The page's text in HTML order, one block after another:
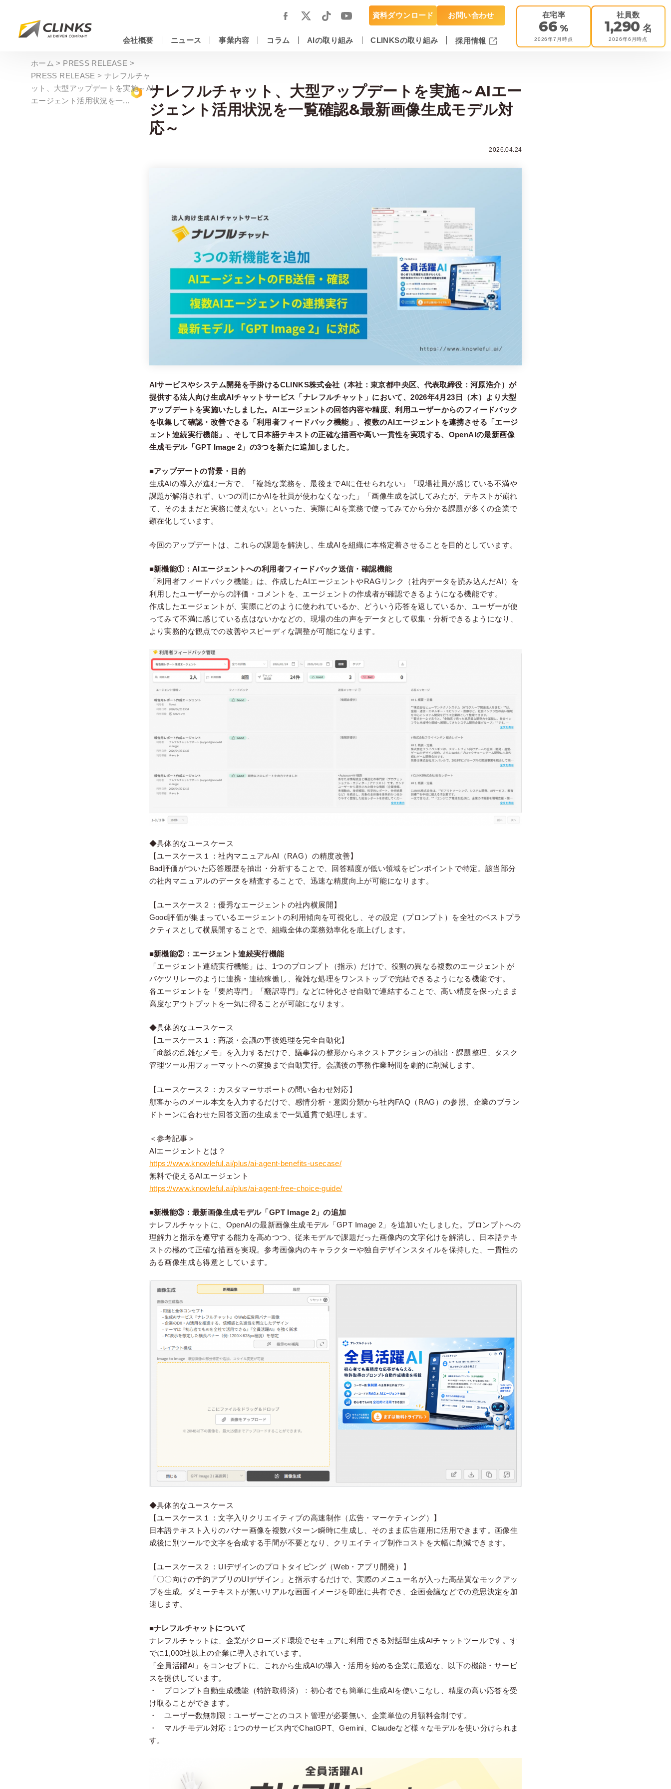
資料ダウンロード お問い合わせ
会社概要 ニュース 事業内容 コラム AIの取り組み CLINKSの取り組み 採用情報
在宅率
66 %
2026年7月時点
社員数
1,290 名
2026年6月時点
ホーム > PRESS RELEASE >
PRESS RELEASE >ナレフルチャ
ット、大型アップデートを実施～AI
エージェント活用状況を一...
ナレフルチャット、大型アップデートを実施～AIエー
ジェント活用状況を一覧確認&最新画像生成モデル対
応～
2026.04.24
AIサービスやシステム開発を手掛けるCLINKS株式会社（本社：東京都中央区、代表取締役：河原浩介）が
提供する法人向け生成AIチャットサービス「ナレフルチャット」において、2026年4月23日（木）より大型
アップデートを実施いたしました。AIエージェントの回答内容や精度、利用ユーザーからのフィードバック
を収集して確認・改善できる「利用者フィードバック機能」、複数のAIエージェントを連携させる「エージ
ェント連続実行機能」、そして日本語テキストの正確な描画や高い一貫性を実現する、OpenAIの最新画像
生成モデル「GPT Image 2」の3つを新たに追加しました。
■アップデートの背景・目的
生成AIの導入が進む一方で、「複雑な業務を、最後までAIに任せられない」「現場社員が感じている不満や
課題が解消されず、いつの間にかAIを社員が使わなくなった」「画像生成を試してみたが、テキストが崩れ
て、そのままだと実務に使えない」といった、実際にAIを業務で使ってみてから分かる課題が多くの企業で
顕在化しています。
今回のアップデートは、これらの課題を解決し、生成AIを組織に本格定着させることを目的としています。
■新機能①：AIエージェントへの利用者フィードバック送信・確認機能
「利用者フィードバック機能」は、作成したAIエージェントやRAGリンク（社内データを読み込んだAI）を
利用したユーザーからの評価・コメントを、エージェントの作成者が確認できるようになる機能です。
作成したエージェントが、実際にどのように使われているか、どういう応答を返しているか、ユーザーが使
ってみて不満に感じている点はないかなどの、現場の生の声をデータとして収集・分析できるようになり、
より実務的な観点での改善やスピーディな調整が可能になります。
◆具体的なユースケース
【ユースケース１：社内マニュアルAI（RAG）の精度改善】
Bad評価がついた応答履歴を抽出・分析することで、回答精度が低い領域をピンポイントで特定。該当部分
の社内マニュアルのデータを精査することで、迅速な精度向上が可能になります。
【ユースケース２：優秀なエージェントの社内横展開】
Good評価が集まっているエージェントの利用傾向を可視化し、その設定（プロンプト）を全社のベストプラ
クティスとして横展開することで、組織全体の業務効率化を底上げします。
■新機能②：エージェント連続実行機能
「エージェント連続実行機能」は、1つのプロンプト（指示）だけで、役割の異なる複数のエージェントが
バケツリレーのように連携・連続稼働し、複雑な処理をワンストップで完結できるようになる機能です。
各エージェントを「要約専門」「翻訳専門」などに特化させ自動で連結することで、高い精度を保ったまま
高度なアウトプットを一気に得ることが可能になります。
◆具体的なユースケース
【ユースケース１：商談・会議の事後処理を完全自動化】
「商談の乱雑なメモ」を入力するだけで、議事録の整形からネクストアクションの抽出・課題整理、タスク
管理ツール用フォーマットへの変換まで自動実行。会議後の事務作業時間を劇的に削減します。
【ユースケース２：カスタマーサポートの問い合わせ対応】
顧客からのメール本文を入力するだけで、感情分析・意図分類から社内FAQ（RAG）の参照、企業のブラン
ドトーンに合わせた回答文面の生成まで一気通貫で処理します。
＜参考記事＞
AIエージェントとは？
https://www.knowleful.ai/plus/ai-agent-benefits-usecase/
無料で使えるAIエージェント
https://www.knowleful.ai/plus/ai-agent-free-choice-guide/
■新機能③：最新画像生成モデル「GPT Image 2」の追加
ナレフルチャットに、OpenAIの最新画像生成モデル「GPT Image 2」を追加いたしました。プロンプトへの
理解力と指示を遵守する能力を高めつつ、従来モデルで課題だった画像内の文字化けを解消し、日本語テキ
ストの極めて正確な描画を実現。参考画像内のキャラクターや独自デザインスタイルを保持した、一貫性の
ある画像生成も得意としています。
◆具体的なユースケース
【ユースケース１：文字入りクリエイティブの高速制作（広告・マーケティング）】
日本語テキスト入りのバナー画像を複数パターン瞬時に生成し、そのまま広告運用に活用できます。画像生
成後に別ツールで文字を合成する手間が不要となり、クリエイティブ制作コストを大幅に削減できます。
【ユースケース２：UIデザインのプロトタイピング（Web・アプリ開発）】
「〇〇向けの予約アプリのUIデザイン」と指示するだけで、実際のメニュー名が入った高品質なモックアッ
プを生成。ダミーテキストが無いリアルな画面イメージを即座に共有でき、企画会議などでの意思決定を加
速します。
■ナレフルチャットについて
ナレフルチャットは、企業がクローズド環境でセキュアに利用できる対話型生成AIチャットツールです。す
でに1,000社以上の企業に導入されています。
「全員活躍AI」をコンセプトに、これから生成AIの導入・活用を始める企業に最適な、以下の機能・サービ
スを提供しています。
・ プロンプト自動生成機能（特許取得済）：初心者でも簡単に生成AIを使いこなし、精度の高い応答を受
け取ることができます。
・ ユーザー数無制限：ユーザーごとのコスト管理が必要無い、企業単位の月額料金制です。
・ マルチモデル対応：1つのサービス内でChatGPT、Gemini、Claudeなど様々なモデルを使い分けられま
す。